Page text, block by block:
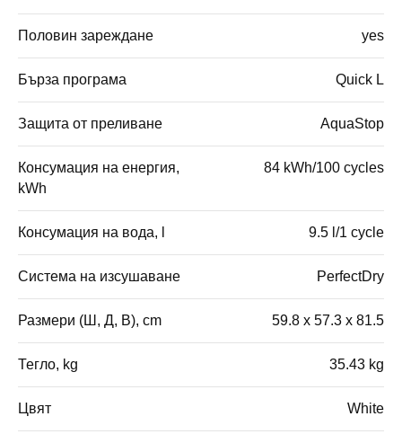
Половин зареждане yes
Бърза програма Quick L
Защита от преливане AquaStop
Консумация на енергия,
kWh
84 kWh/100 cycles
Консумация на вода, l 9.5 l/1 cycle
Система на изсушаване PerfectDry
Размери (Ш, Д, В), cm 59.8 x 57.3 x 81.5
Тегло, kg 35.43 kg
Цвят White